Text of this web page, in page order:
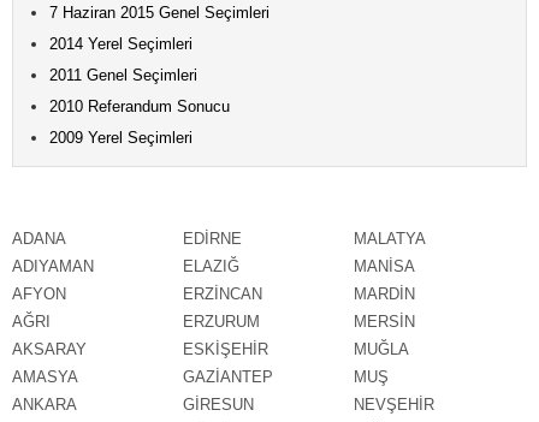
ADANA
ADIYAMAN
AFYON
AĞRI
AKSARAY
AMASYA
ANKARA
EDİRNE
ELAZIĞ
ERZİNCAN
ERZURUM
ESKİŞEHİR
GAZİANTEP
GİRESUN
MALATYA
MANİSA
MARDİN
MERSİN
MUĞLA
MUŞ
NEVŞEHİR
7 Haziran 2015 Genel Seçimleri
2014 Yerel Seçimleri
2011 Genel Seçimleri
2010 Referandum Sonucu
2009 Yerel Seçimleri